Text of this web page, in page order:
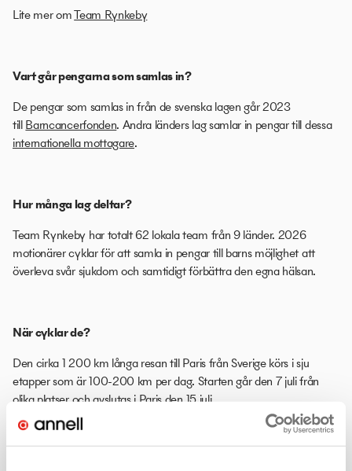
Lite mer omTeam Rynkeby
Vart går pengarna som samlas in?
De pengar som samlas in från de svenska lagen går 2023
tillBarncancerfonden. Andra länders lag samlar in pengar till dessa
internationella mottagare.
Hur många lag deltar?
Team Rynkeby har totalt 62 lokala team från 9 länder. 2026
motionärer cyklar för att samla in pengar till barns möjlighet att
överleva svår sjukdom och samtidigt förbättra den egna hälsan.
När cyklar de?
Den cirka 1 200 km långa resan till Paris från Sverige körs i sju
etapper som är 100-200 km per dag. Starten går den 7 juli från
olika platser och avslutas i Paris den 15 juli.